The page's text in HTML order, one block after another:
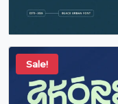
Sale!